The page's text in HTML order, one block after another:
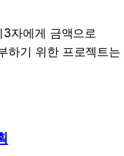
자에게 금액으로
하기 위한 프로젝트는